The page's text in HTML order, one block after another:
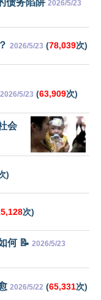
2026/5/23
2026/5/23 (78,039次)
2026/5/23 (63,909次)
会
)
次)
何 📝 2026/5/23
2026/5/22 (65,331次)